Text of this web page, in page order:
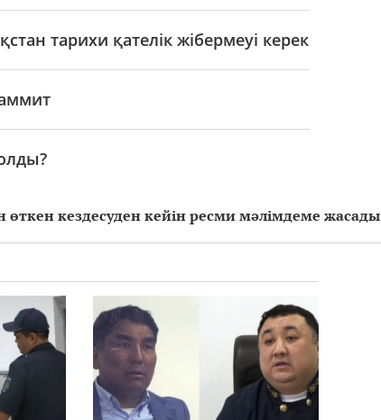
кездесуден кейін ресми мәлімдеме жасады
тарихи қателік жібермеуі керек